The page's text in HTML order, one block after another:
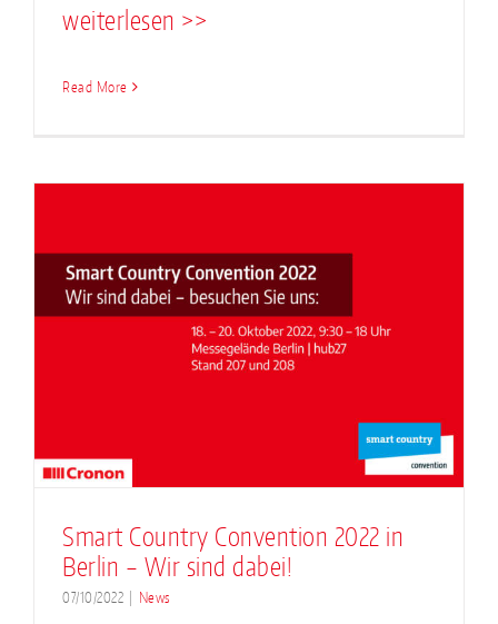
weiterlesen >>
Read More
Smart Country Convention 2022 in
Berlin – Wir sind dabei!
07/10/2022 News